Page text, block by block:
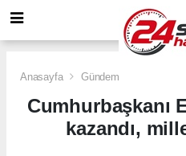
Anasayfa Gündem
Cumhurbaşkanı
kazandı,